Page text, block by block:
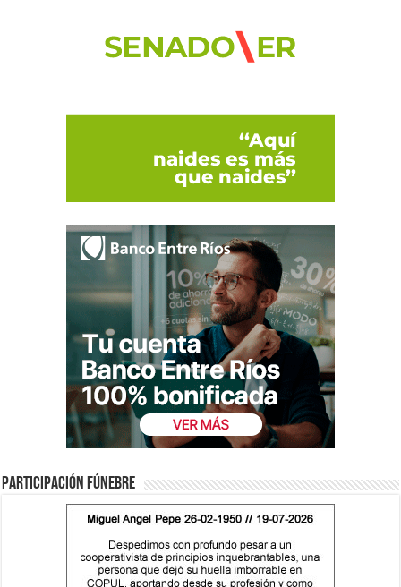
Participación fúnebre